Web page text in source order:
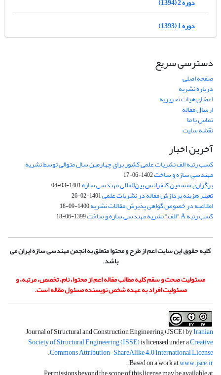
دوره 1 (1393)
دسترسی سریع
صفحه اصلی
درباره نشریه
اعضای هیات تحریریه
ارسال مقاله
تماس با ما
نقشه سایت
آخرین اخبار
کسب رتبه الف نشریات علمی کشور برای چهارمین سال متوالی توسط نشریه
مهندسی سازه و ساخت1402-06-17
برگزاری ششمین کنفرانس بین‌المللی مهندسی سازه1401-03-04
تغییر هزینه پردازش مقاله در نشریات علمی1401-02-26
اطلاعیه در خصوص گواهی پذیرش مقالات نشریه1400-09-18
کسب رتبه A "الف" نشریه مهندسی سازه و ساخت 1399-06-18
کلیه حقوق این سایت اعم از طرح و محتوا متعلق به انجمن مهندسی سازه ایران می
باشد.
مسئولیت صحت و سقم کلیه مطالب مقاله اعم از محتوا، نام، تخصص، مرتبه، و
مسئولیت افراد به عهده شخص نویسنده مسئول مقاله است.
Journal of Structural and Construction Engineering (JSCE) byIranian
Society of Structural Engineering (ISSE)is licensed under aCreative
Commons Attribution-ShareAlike 4.0 International License
.
Based on a work atwww.jsce.ir
.